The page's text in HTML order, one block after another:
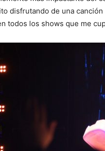
disfrutando de una
todos los shows que me